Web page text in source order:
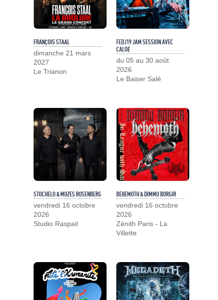
FRANÇOIS STAAL
dimanche 21 mars
2027
Le Trianon
FEDJ19 JAM SESSION AVEC
CALOÉ
du 05 au 30 août
2026
Le Baiser Salé
STOCHELO & MOZES ROSENBERG
vendredi 16 octobre
2026
Studio Raspail
BEHEMOTH & DIMMU BORGIR
vendredi 16 octobre
2026
Zénith Paris - La
Villette